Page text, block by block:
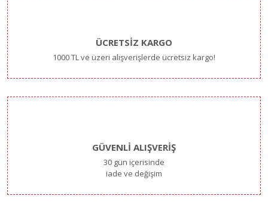
ÜCRETSİZ KARGO
1000 TL ve üzeri alışverişlerde ücretsiz kargo!
GÜVENLİ ALIŞVERİŞ
30 gün içerisinde
iade ve değişim